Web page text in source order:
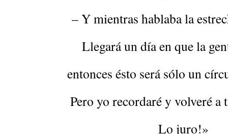
– Y mientras hablaba la
Llegará un día en que la
entonces ésto será sólo un
Pero yo recordaré y volveré a
Lo juro!»